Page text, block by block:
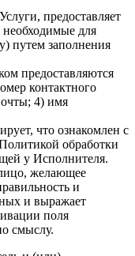
предоставляет
для
путем заполнения
предоставляются
контактного
4) имя
что ознакомлен с
обработки
у Исполнителя.
желающее
и
и выражает
поля
смыслу.